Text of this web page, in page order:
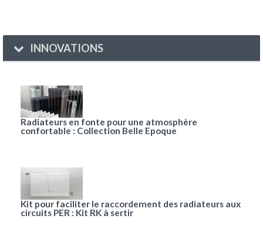
INNOVATIONS
Radiateurs en fonte pour une atmosphère
confortable : Collection Belle Epoque
Kit pour faciliter le raccordement des radiateurs aux
circuits PER : Kit RK à sertir